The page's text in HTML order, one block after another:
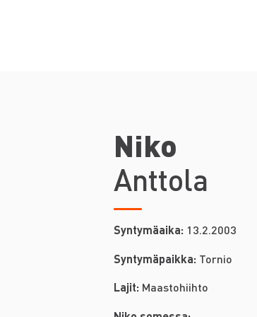
Niko
Anttola
Syntymäaika: 13.2.2003
Syntymäpaikka: Tornio
Lajit: Maastohiihto